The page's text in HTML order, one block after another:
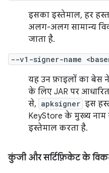
इसका इस्तेमाल, हर
अलग-अलग सामान्य
जाता है.
--v1-signer-name
यह उन फ़ाइलों का बेस
के लिए JAR पर
से, apksigner इस
KeyStore के मुख्य
इस्तेमाल करता है.
कुंजी और सर्टिफ़िकेट के